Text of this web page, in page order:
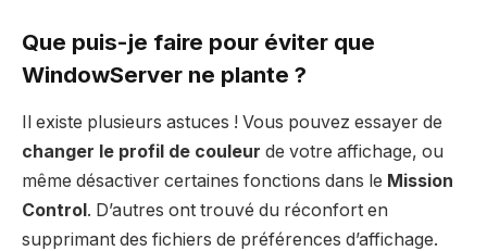
Que puis-je faire pour éviter que
WindowServer ne plante ?
Il existe plusieurs astuces ! Vous pouvez essayer de
changer le profil de couleur de votre affichage, ou
même désactiver certaines fonctions dans le Mission
Control. D’autres ont trouvé du réconfort en
supprimant des fichiers de préférences d’affichage.